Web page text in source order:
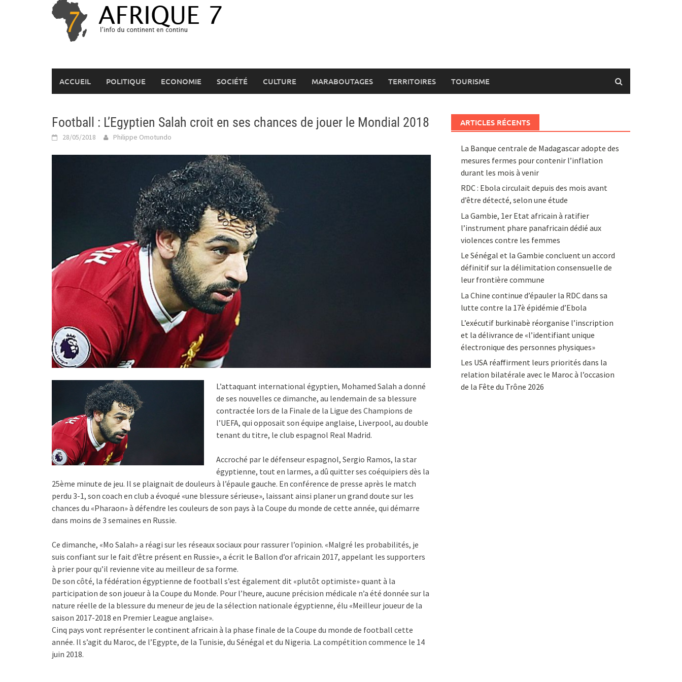
ACCUEIL POLITIQUE ECONOMIE SOCIÉTÉ CULTURE MARABOUTAGES TERRITOIRES TOURISME
Football : L’Egyptien Salah croit en ses chances de jouer le Mondial 2018
28/05/2018 Philippe Omotundo
L’attaquant international égyptien, Mohamed Salah a donné
de ses nouvelles ce dimanche, au lendemain de sa blessure
contractée lors de la Finale de la Ligue des Champions de
l’UEFA, qui opposait son équipe anglaise, Liverpool, au double
tenant du titre, le club espagnol Real Madrid.
Accroché par le défenseur espagnol, Sergio Ramos, la star
égyptienne, tout en larmes, a dû quitter ses coéquipiers dès la
25ème minute de jeu. Il se plaignait de douleurs à l’épaule gauche. En conférence de presse après le match
perdu 3-1, son coach en club a évoqué «une blessure sérieuse», laissant ainsi planer un grand doute sur les
chances du «Pharaon» à défendre les couleurs de son pays à la Coupe du monde de cette année, qui démarre
dans moins de 3 semaines en Russie.
Ce dimanche, «Mo Salah» a réagi sur les réseaux sociaux pour rassurer l’opinion. «Malgré les probabilités, je
suis confiant sur le fait d’être présent en Russie», a écrit le Ballon d’or africain 2017, appelant les supporters
à prier pour qu’il revienne vite au meilleur de sa forme.
De son côté, la fédération égyptienne de football s’est également dit «plutôt optimiste» quant à la
participation de son joueur à la Coupe du Monde. Pour l’heure, aucune précision médicale n’a été donnée sur la
nature réelle de la blessure du meneur de jeu de la sélection nationale égyptienne, élu «Meilleur joueur de la
saison 2017-2018 en Premier League anglaise».
Cinq pays vont représenter le continent africain à la phase finale de la Coupe du monde de football cette
année. Il s’agit du Maroc, de l’Egypte, de la Tunisie, du Sénégal et du Nigeria. La compétition commence le 14
juin 2018.
ARTICLES RÉCENTS
La Banque centrale de Madagascar adopte des
mesures fermes pour contenir l’inflation
durant les mois à venir
RDC : Ebola circulait depuis des mois avant
d’être détecté, selon une étude
La Gambie, 1er Etat africain à ratifier
l’instrument phare panafricain dédié aux
violences contre les femmes
Le Sénégal et la Gambie concluent un accord
définitif sur la délimitation consensuelle de
leur frontière commune
La Chine continue d’épauler la RDC dans sa
lutte contre la 17è épidémie d’Ebola
L’exécutif burkinabè réorganise l’inscription
et la délivrance de «l’identifiant unique
électronique des personnes physiques»
Les USA réaffirment leurs priorités dans la
relation bilatérale avec le Maroc à l’occasion
de la Fête du Trône 2026